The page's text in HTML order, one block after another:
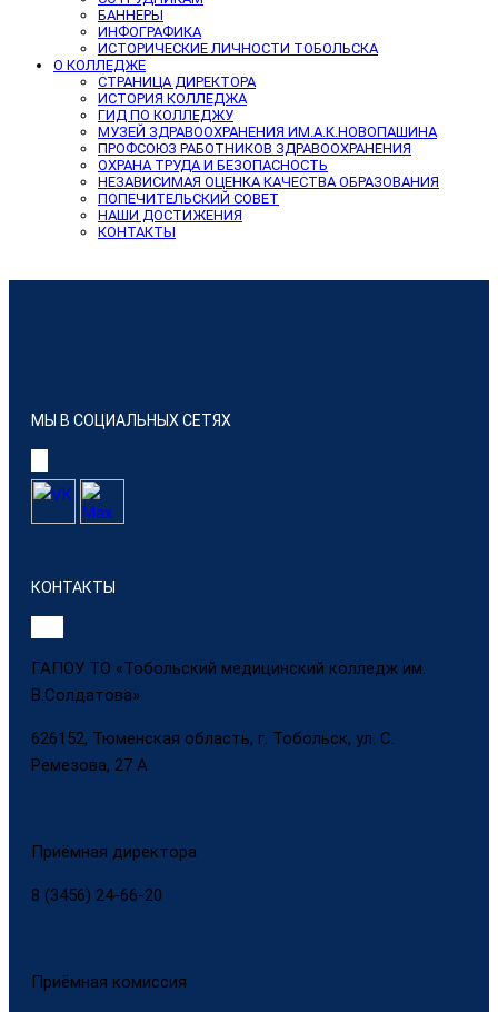
БАННЕРЫ
ИНФОГРАФИКА
ИСТОРИЧЕСКИЕ ЛИЧНОСТИ ТОБОЛЬСКА
О КОЛЛЕДЖЕ
СТРАНИЦА ДИРЕКТОРА
ИСТОРИЯ КОЛЛЕДЖА
ГИД ПО КОЛЛЕДЖУ
МУЗЕЙ ЗДРАВООХРАНЕНИЯ ИМ.А.К.НОВОПАШИНА
ПРОФСОЮЗ РАБОТНИКОВ ЗДРАВООХРАНЕНИЯ
ОХРАНА ТРУДА И БЕЗОПАСНОСТЬ
НЕЗАВИСИМАЯ ОЦЕНКА КАЧЕСТВА ОБРАЗОВАНИЯ
ПОПЕЧИТЕЛЬСКИЙ СОВЕТ
НАШИ ДОСТИЖЕНИЯ
КОНТАКТЫ
МЫ В СОЦИАЛЬНЫХ СЕТЯХ
КОНТАКТЫ
ГАПОУ ТО «Тобольский медицинский колледж им.
В.Солдатова»
626152, Тюменская область, г. Тобольск, ул. С.
Ремезова, 27 А
Приёмная директора
8 (3456) 24-66-20
Приёмная комиссия